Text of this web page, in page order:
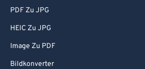
PDF Zu JPG
HEIC Zu JPG
Image Zu PDF
Bildkonverter